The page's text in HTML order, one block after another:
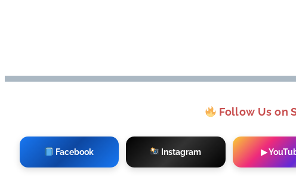
Follow Us on
Facebook Instagram ▶